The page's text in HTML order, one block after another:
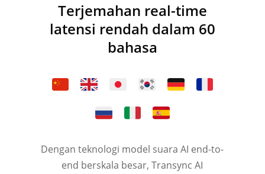
Terjemahan real-time
latensi rendah dalam 60
bahasa
Dengan teknologi model suara AI end-to-
end berskala besar, Transync AI